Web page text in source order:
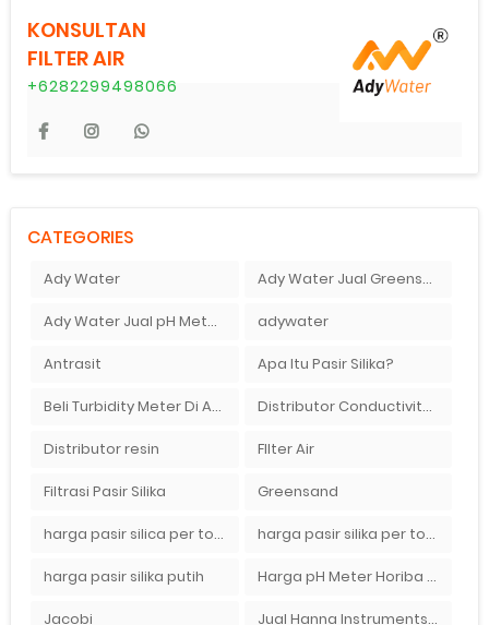
KONSULTAN
FILTER AIR
+6282299498066
CATEGORIES
Ady Water Ady Water Jual Greensand plus
Ady Water Jual pH Meter Murah Bandung adywater
Antrasit Apa Itu Pasir Silika?
Beli Turbidity Meter Di Ady Water Distributor Conductivity Meter Di Surabaya
Distributor resin FIlter Air
Filtrasi Pasir Silika Greensand
harga pasir silica per ton per kg harga pasir silika per ton per kg
harga pasir silika putih Harga pH Meter Horiba LAQUAact PH110 Di Surabaya
Jacobi Jual Hanna Instruments HI9124 dan HI9126 Di Balikpapan